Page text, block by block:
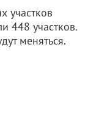
участков
448 участков.
меняться.